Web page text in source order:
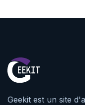
Geekit est un site